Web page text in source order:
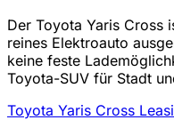
Der Toyota Yaris Cross
reines Elektroauto
keine feste
Toyota-SUV für Stadt
Toyota Yaris Cross